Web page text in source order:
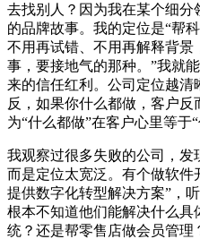
去找别人？因为我在某个细分
的品牌故事。我的定位是“帮
不用再试错、不用再解释背景
事，要接地气的那种。”我就
来的信任红利。公司定位越
反，如果你什么都做，客户反
为“什么都做”在客户心里等于“
我观察过很多失败的公司，发
而是定位太宽泛。有个做软件
提供数字化转型解决方案”，
根本不知道他们能解决什么具
统？还是帮零售店做会员管理